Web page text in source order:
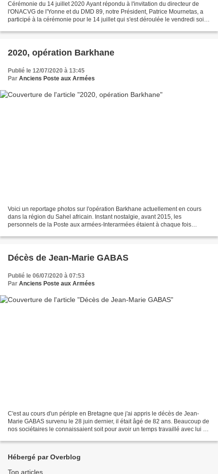
Cérémonie du 14 juillet 2020 Ayant répondu à l'invitation du directeur de
l'ONACVG de l'Yonne et du DMD 89, notre Président, Patrice Mournetas, a
participé à la cérémonie pour le 14 juillet qui s'est déroulée le vendredi soir
2020, opération Barkhane
Publié le 12/07/2020 à 13:45
Par Anciens Poste aux Armées
Voici un reportage photos sur l'opération Barkhane actuellement en cours
dans la région du Sahel africain. Instant nostalgie, avant 2015, les
personnels de la Poste aux armées-Interarmées étaient à chaque fois
Décès de Jean-Marie GABAS
Publié le 06/07/2020 à 07:53
Par Anciens Poste aux Armées
C'est au cours d'un périple en Bretagne que j'ai appris le décès de Jean-
Marie GABAS survenu le 28 juin dernier, il était âgé de 82 ans. Beaucoup de
nos sociétaires le connaissaient soit pour avoir un temps travaillé avec lui à
Hébergé par Overblog
Top articles